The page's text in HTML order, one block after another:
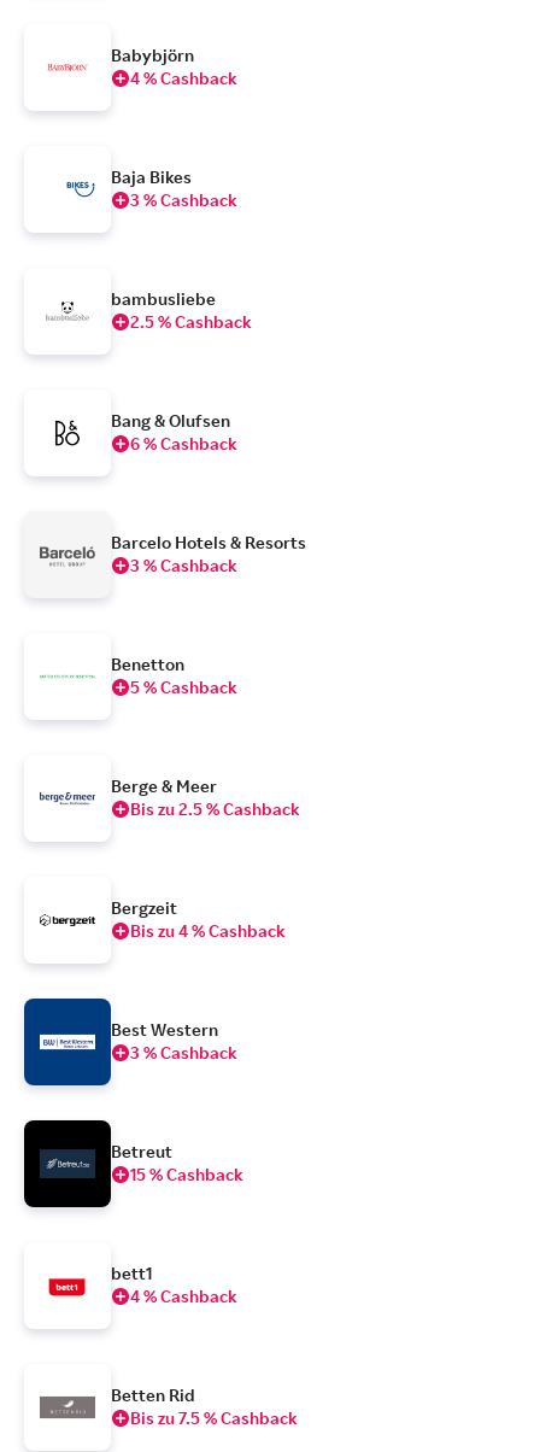
Babybjörn
4 % Cashback
Baja Bikes
3 % Cashback
bambusliebe
2.5 % Cashback
Bang & Olufsen
6 % Cashback
Barcelo Hotels & Resorts
3 % Cashback
Benetton
5 % Cashback
Berge & Meer
Bis zu 2.5 % Cashback
Bergzeit
Bis zu 4 % Cashback
Best Western
3 % Cashback
Betreut
15 % Cashback
bett1
4 % Cashback
Betten Rid
Bis zu 7.5 % Cashback